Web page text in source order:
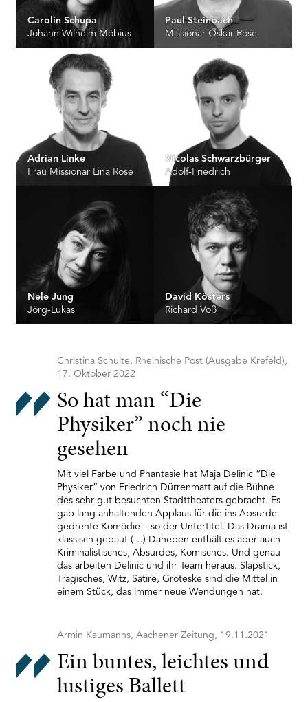
Carolin Schupa
Johann Wilhelm Möbius
Paul Steinbach
Missionar Oskar Rose
Adrian Linke
Frau Missionar Lina Rose
Nicolas Schwarzbürger
Adolf-Friedrich
Nele Jung
Jörg-Lukas
David Kösters
Richard Voß
Christina Schulte, Rheinische Post (Ausgabe Krefeld),
17. Oktober 2022
So hat man “Die
Physiker” noch nie
gesehen
Mit viel Farbe und Phantasie hat Maja Delinic “Die
Physiker” von Friedrich Dürrenmatt auf die Bühne
des sehr gut besuchten Stadttheaters gebracht. Es
gab lang anhaltenden Applaus für die ins Absurde
gedrehte Komödie – so der Untertitel. Das Drama ist
klassisch gebaut (…) Daneben enthält es aber auch
Kriminalistisches, Absurdes, Komisches. Und genau
das arbeiten Delinic und ihr Team heraus. Slapstick,
Tragisches, Witz, Satire, Groteske sind die Mittel in
einem Stück, das immer neue Wendungen hat.
Armin Kaumanns, Aachener Zeitung, 19.11.2021
Ein buntes, leichtes und
lustiges Ballett